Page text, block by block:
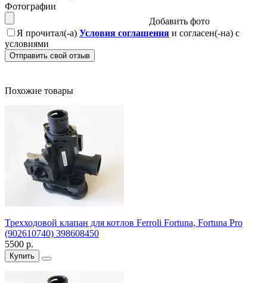
Фотографии
Добавить фото
Я прочитал(-а) Условия соглашения и согласен(-на) с
условиями
Отправить свой отзыв
Похожие товары
Трехходовой клапан для котлов Ferroli Fortuna, Fortuna Pro
(902610740) 398608450
5500 р.
Купить